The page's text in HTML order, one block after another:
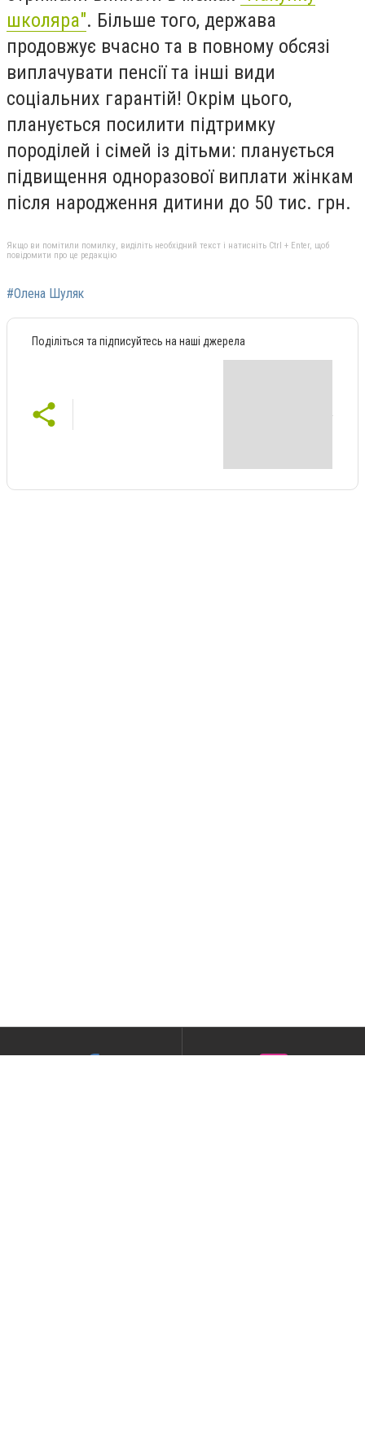
школяра". Більше того, держава
продовжує вчасно та в повному обсязі
виплачувати пенсії та інші види
соціальних гарантій! Окрім цього,
планується посилити підтримку
породілей і сімей із дітьми: планується
підвищення одноразової виплати жінкам
після народження дитини до 50 тис. грн.
Якщо ви помітили помилку, виділіть необхідний текст і натисніть Ctrl + Enter, щоб
повідомити про це редакцію
#Олена Шуляк
Поділіться та підписуйтесь на наші джерела